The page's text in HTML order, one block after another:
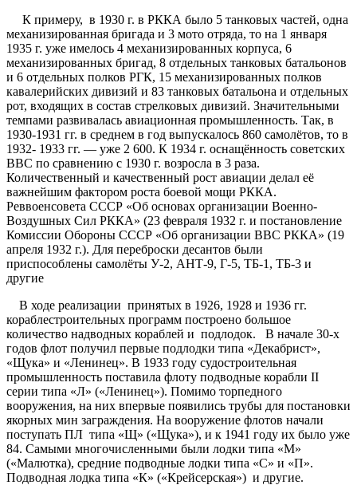
К примеру, в 1930 г. в РККА было 5 танковых частей, одна
механизированная бригада и 3 мото отряда, то на 1 января
1935 г. уже имелось 4 механизированных корпуса, 6
механизированных бригад, 8 отдельных танковых батальонов
и 6 отдельных полков РГК, 15 механизированных полков
кавалерийских дивизий и 83 танковых батальона и отдельных
рот, входящих в состав стрелковых дивизий. Значительными
темпами развивалась авиационная промышленность. Так, в
1930-1931 гг. в среднем в год выпускалось 860 самолётов, то в
1932- 1933 гг. — уже 2 600. К 1934 г. оснащённость советских
ВВС по сравнению с 1930 г. возросла в 3 раза.
Количественный и качественный рост авиации делал её
важнейшим фактором роста боевой мощи РККА.
Реввоенсовета СССР «Об основах организации Военно-
Воздушных Сил РККА» (23 февраля 1932 г. и постановление
Комиссии Обороны СССР «Об организации ВВС РККА» (19
апреля 1932 г.). Для переброски десантов были
приспособлены самолёты У-2, АНТ-9, Г-5, ТБ-1, ТБ-3 и
другие
В ходе реализации принятых в 1926, 1928 и 1936 гг.
кораблестроительных программ построено большое
количество надводных кораблей и подлодок. В начале 30-х
годов флот получил первые подлодки типа «Декабрист»,
«Щука» и «Ленинец». В 1933 году судостроительная
промышленность поставила флоту подводные корабли II
серии типа «Л» («Ленинец»). Помимо торпедного
вооружения, на них впервые появились трубы для постановки
якорных мин заграждения. На вооружение флотов начали
поступать ПЛ типа «Щ» («Щука»), и к 1941 году их было уже
84. Самыми многочисленными были лодки типа «М»
(«Малютка), средние подводные лодки типа «С» и «П».
Подводная лодка типа «К» («Крейсерская») и другие.